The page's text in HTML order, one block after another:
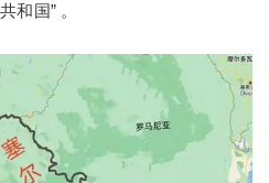
和国” 。